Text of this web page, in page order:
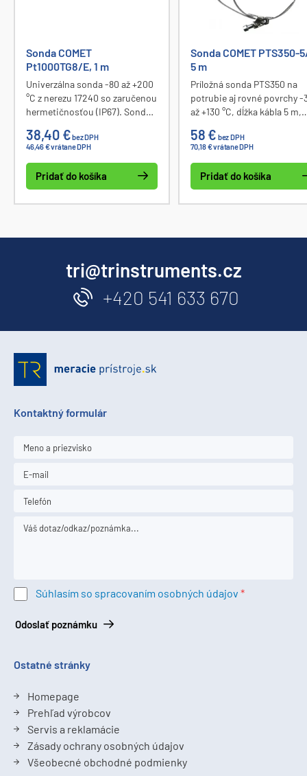
Sonda COMET
Pt1000TG8/E, 1 m
Univerzálna sonda -80 až +200
°C z nerezu 17240 so zaručenou
hermetičnosťou (IP67). Sonda
káblom dĺžky 1 m. Tienenie
kábla nie je spojené s puzdrom.
38,40 €bez DPH
46,46 € vrátane DPH
Pridať do košíka
Sonda COMET PTS350-
5 m
Príložná sonda PTS350 na
potrubie aj rovné povrchy -
až +130 °C, dĺžka kábla 5 m,
58 € bez DPH
70,18 € vrátane DPH
Pridať do košíka
tri@trinstruments.cz
+420 541 633 670
Kontaktný formulár
Súhlasím so spracovaním osobných údajov
Odoslať poznámku
Ostatné stránky
Homepage
Prehľad výrobcov
Servis a reklamácie
Zásady ochrany osobných údajov
Všeobecné obchodné podmienky